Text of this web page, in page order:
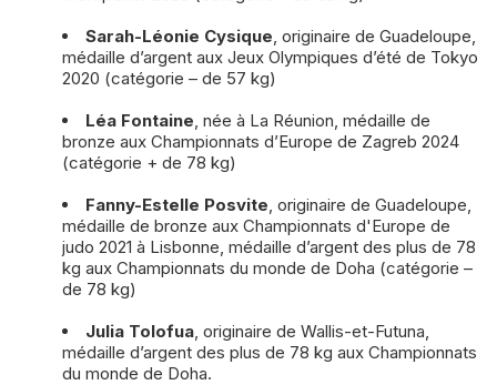
Sarah-Léonie Cysique, originaire de Guadeloupe,
médaille d’argent aux Jeux Olympiques d’été de Tokyo
2020 (catégorie – de 57 kg)
Léa Fontaine, née à La Réunion, médaille de
bronze aux Championnats d’Europe de Zagreb 2024
(catégorie + de 78 kg)
Fanny-Estelle Posvite, originaire de Guadeloupe,
médaille de bronze aux Championnats d'Europe de
judo 2021 à Lisbonne, médaille d’argent des plus de 78
kg aux Championnats du monde de Doha (catégorie –
de 78 kg)
Julia Tolofua, originaire de Wallis-et-Futuna,
médaille d’argent des plus de 78 kg aux Championnats
du monde de Doha.